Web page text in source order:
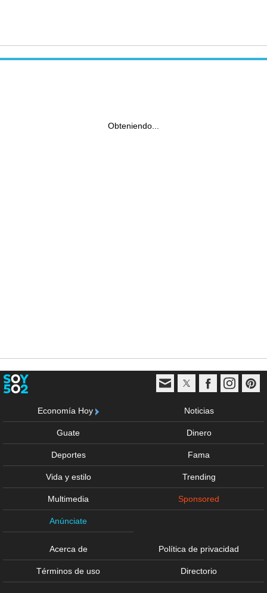
Obteniendo...
Economía Hoy Noticias
Guate Dinero
Deportes Fama
Vida y estilo Trending
Multimedia Sponsored
Anúnciate
Acerca de Política de privacidad
Términos de uso Directorio